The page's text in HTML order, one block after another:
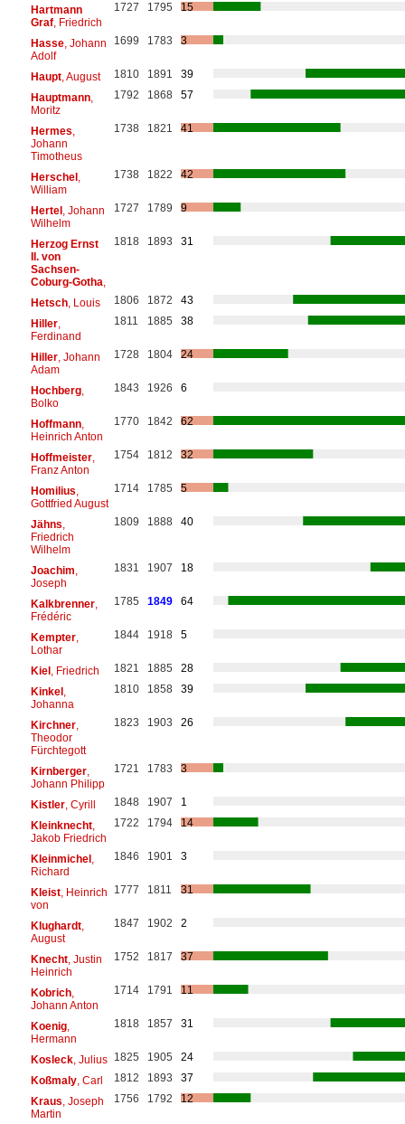
Hartmann
Graf, Friedrich
1727 1795 15
Hasse, Johann
Adolf
1699 1783 3
Haupt, August 1810 1891
39
Hauptmann,
Moritz
1792 1868 57
Hermes
Johann
Timotheus
1738 1821 41
Herschel,
William
1738 1822 42
Hertel, Johann
Wilhelm
1727 1789 9
Herzog Ernst
II. von
Sachsen-
Coburg-Gotha
1818 1893 31
Hetsch, Louis 1806 1872
43
Hiller,
Ferdinand
1811 1885 38
Hiller, Johann
Adam
1728 1804 24
Hochberg,
Bolko
1843 1926 6
Hoffmann,
Heinrich Anton
1770 1842 62
Hoffmeister,
Franz Anton
1754 1812 32
Homilius
Gottfried August
1714 1785 5
Jähns
Friedrich
Wilhelm
1809 1888 40
Joachim
Joseph
1831 1907 18
Kalkbrenner,
Frédéric
1785 1849 64
Kempter,
Lothar
1844 1918 5
Kiel, Friedrich 1821 1885
28
Kinkel,
Johanna
1810 1858 39
Kirchner,
Theodor
Fürchtegott
1823 1903 26
Kirnberger,
Johann Philipp
1721 1783 3
Kistler, Cyrill 1848 1907
1
Kleinknecht,
Jakob Friedrich
1722 1794 14
Kleinmichel,
Richard
1846 1901 3
Kleist, Heinrich
von
1777 1811 31
Klughardt,
August
1847 1902 2
Knecht, Justin
Heinrich
1752 1817 37
Kobrich,
Johann Anton
1714 1791 11
Koenig,
Hermann
1818 1857 31
Kosleck, Julius 1825 1905
24
Koßmaly, Carl 1812 1893
37
Kraus , Joseph
Martin
1756 1792 12